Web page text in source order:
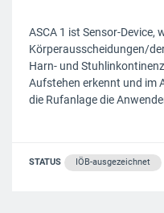
ASCA 1 ist Sensor-Device,
Körperausscheidungen/
Harn- und
Aufstehen erkennt und im
die Rufanlage die
STATUS IÖB-ausgezeichnet